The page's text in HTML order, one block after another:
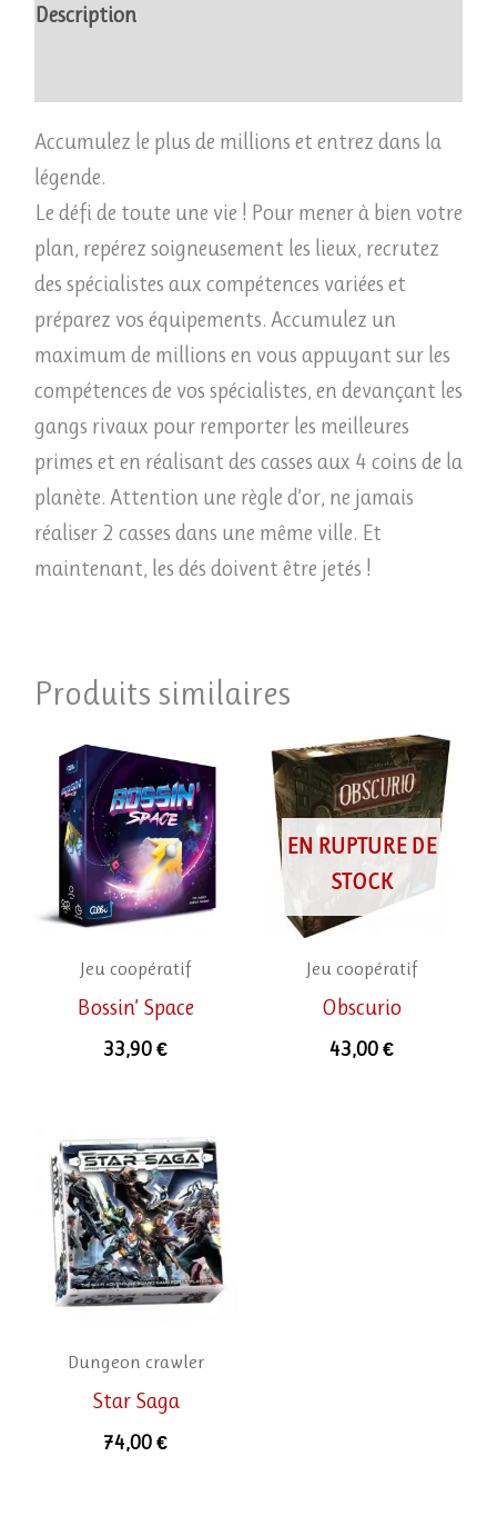
Description
Accumulez le plus de millions et entrez dans la
légende.
Le défi de toute une vie ! Pour mener à bien votre
plan, repérez soigneusement les lieux, recrutez
des spécialistes aux compétences variées et
préparez vos équipements. Accumulez un
maximum de millions en vous appuyant sur les
compétences de vos spécialistes, en devançant les
gangs rivaux pour remporter les meilleures
primes et en réalisant des casses aux 4 coins de la
planète. Attention une règle d’or, ne jamais
réaliser 2 casses dans une même ville. Et
maintenant, les dés doivent être jetés !
Produits similaires
Jeu coopératif
Bossin’ Space
33,90€
EN RUPTURE DE
STOCK
Jeu coopératif
Obscurio
43,00 €
Dungeon crawler
Star Saga
74,00€